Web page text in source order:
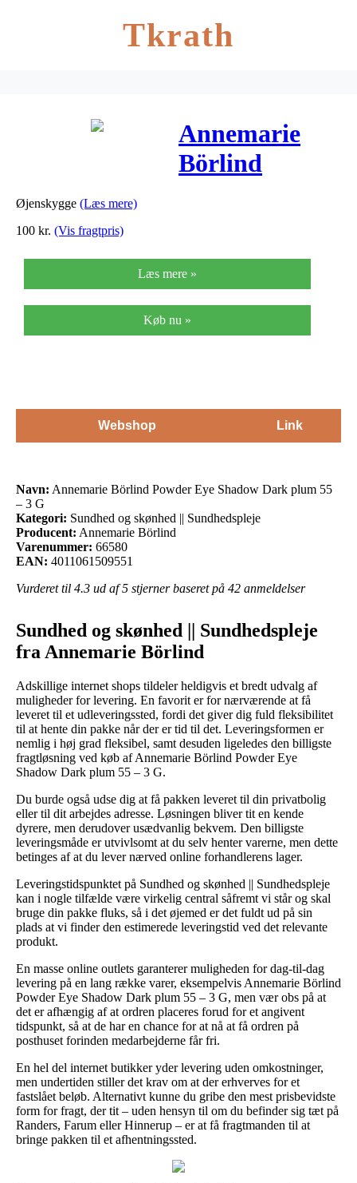
Tkrath
Annemarie
Börlind
plum 55 – 3 G
Øjenskygge (Læs mere)
100 kr. (Vis fragtpris)
Læs mere »
Køb nu »
Webshop Link
Navn: Annemarie Börlind Powder Eye Shadow Dark plum 55
– 3 G
Kategori: Sundhed og skønhed || Sundhedspleje
Producent: Annemarie Börlind
Varenummer: 66580
EAN: 4011061509551
Vurderet til 4.3 ud af 5 stjerner baseret på 42 anmeldelser
Sundhed og skønhed || Sundhedspleje
fra Annemarie Börlind
Adskillige internet shops tildeler heldigvis et bredt udvalg af
muligheder for levering. En favorit er for nærværende at få
leveret til et udleveringssted, fordi det giver dig fuld fleksibilitet
til at hente din pakke når der er tid til det. Leveringsformen er
nemlig i høj grad fleksibel, samt desuden ligeledes den billigste
fragtløsning ved køb af Annemarie Börlind Powder Eye
Shadow Dark plum 55 – 3 G.
Du burde også udse dig at få pakken leveret til din privatbolig
eller til dit arbejdes adresse. Løsningen bliver tit en kende
dyrere, men derudover usædvanlig bekvem. Den billigste
leveringsmåde er utvivlsomt at du selv henter varerne, men dette
betinges af at du lever nærved online forhandlerens lager.
Leveringstidspunktet på Sundhed og skønhed || Sundhedspleje
kan i nogle tilfælde være virkelig central såfremt vi står og skal
bruge din pakke fluks, så i det øjemed er det fuldt ud på sin
plads at vi finder den estimerede leveringstid ved det relevante
produkt.
En masse online outlets garanterer muligheden for dag-til-dag
levering på en lang række varer, eksempelvis Annemarie Börlind
Powder Eye Shadow Dark plum 55 – 3 G, men vær obs på at
det er afhængig af at ordren placeres forud for et angivent
tidspunkt, så at de har en chance for at nå at få ordren på
posthuset forinden medarbejderne får fri.
En hel del internet butikker yder levering uden omkostninger,
men undertiden stiller det krav om at der erhverves for et
fastslået beløb. Alternativt kunne du gribe den mest prisbevidste
form for fragt, der tit – uden hensyn til om du befinder sig tæt på
Randers, Farum eller Hinnerup – er at få fragtmanden til at
bringe pakken til et afhentningssted.